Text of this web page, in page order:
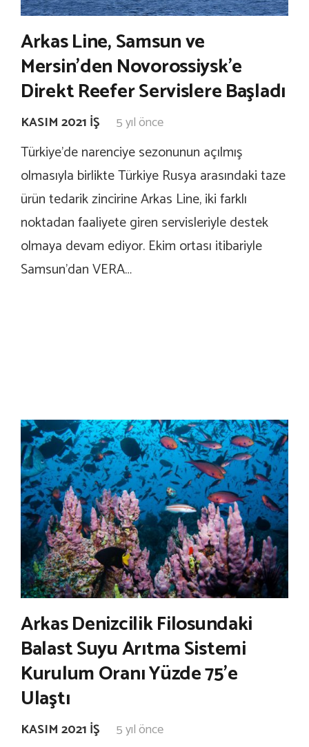
Arkas Line, Samsun ve
Mersin’den Novorossiysk’e
Direkt Reefer Servislere Başladı
KASIM 2021 İŞ 5 yıl önce
Türkiye’de narenciye sezonunun açılmış
olmasıyla birlikte Türkiye Rusya arasındaki taze
ürün tedarik zincirine Arkas Line, iki farklı
noktadan faaliyete giren servisleriyle destek
olmaya devam ediyor. Ekim ortası itibariyle
Samsun’dan VERA…
Arkas Denizcilik Filosundaki
Balast Suyu Arıtma Sistemi
Kurulum Oranı Yüzde 75’e
Ulaştı
KASIM 2021 İŞ 5 yıl önce